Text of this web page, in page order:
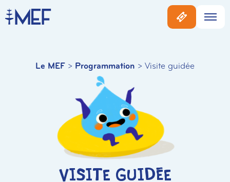
Le MEF > Programmation > Visite guidée
Visite guidée